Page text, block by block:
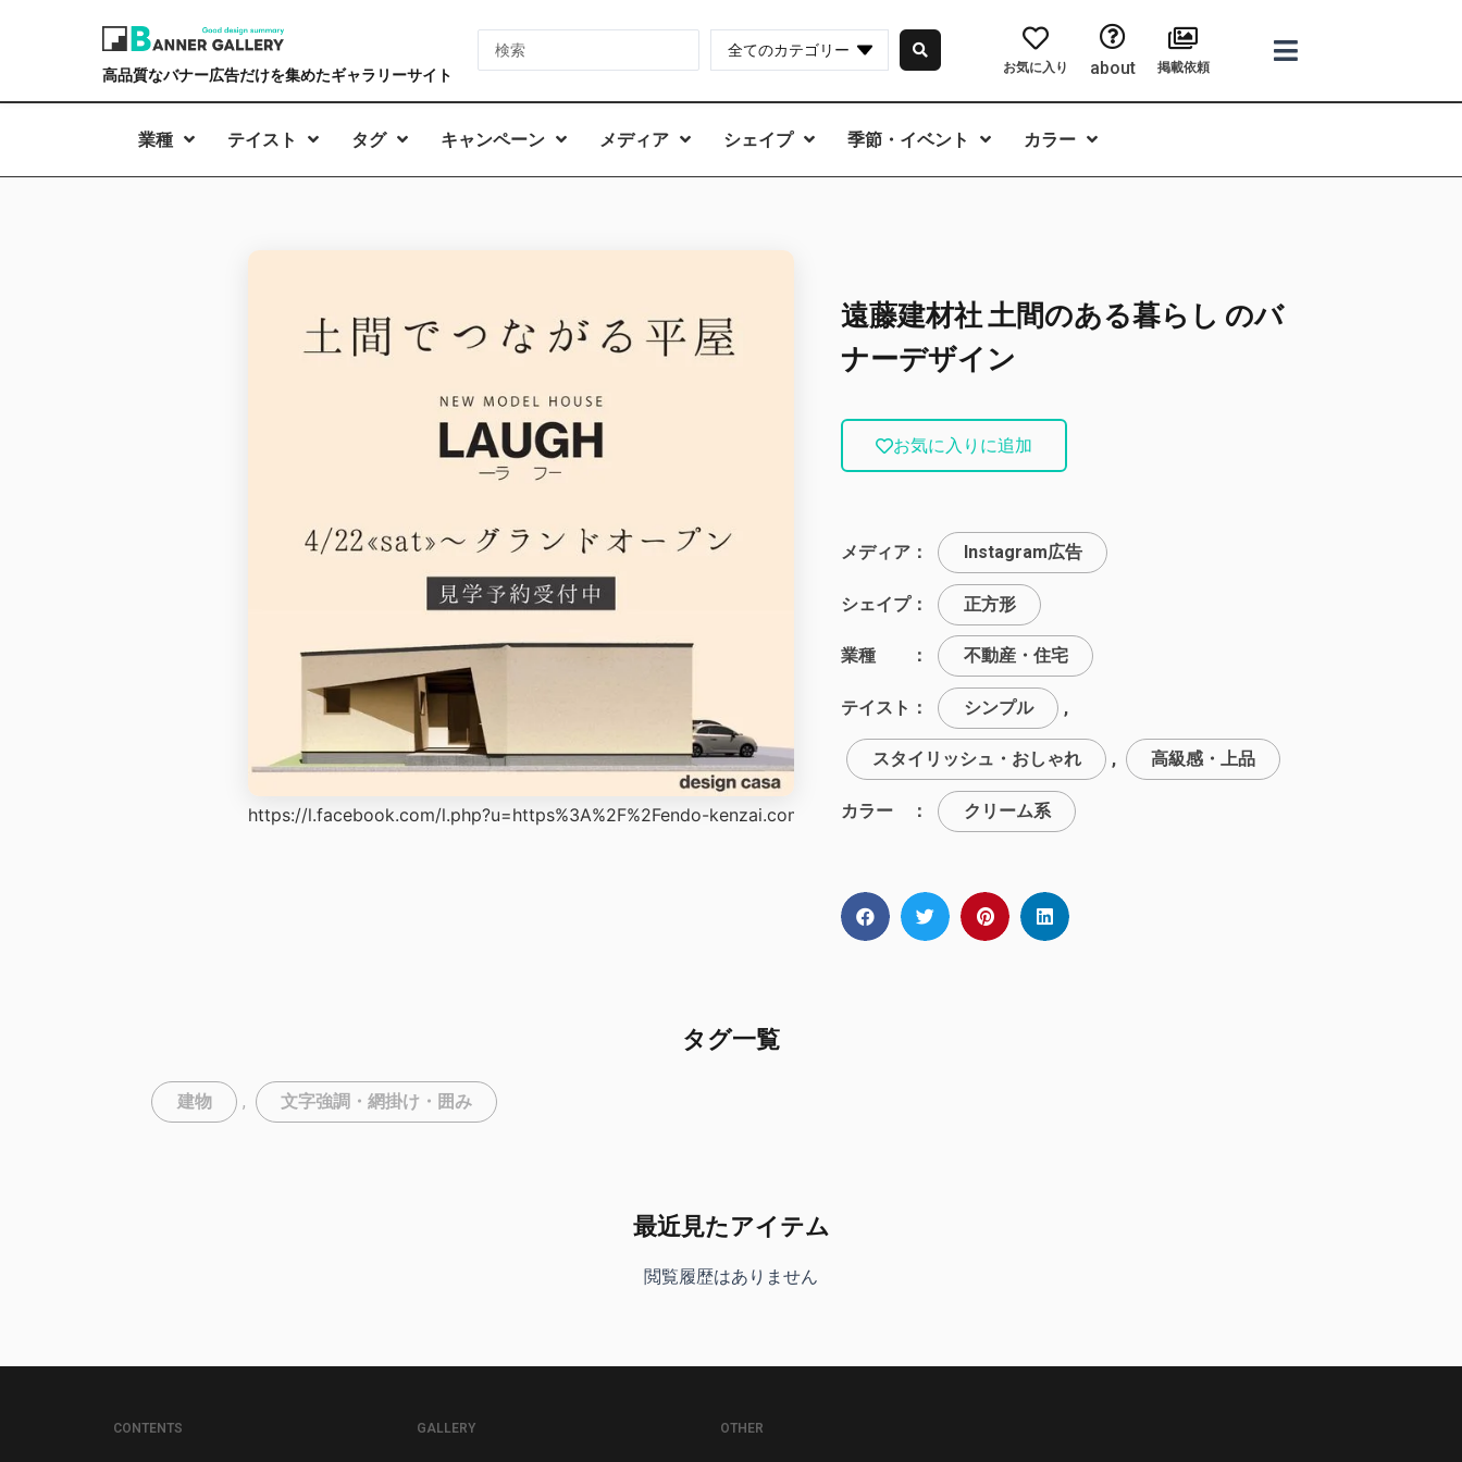
高品質なバナー広告だけを集めたギャラリーサイト
全てのカテゴリー
お気に入り about 掲載依頼
業種 テイスト タグ キャンペーン メディア シェイプ 季節・イベント カラー
https://l.facebook.com/l.php?u=https%3A%2F%2Fendo-kenzai.com%2Fmodelhouse%2Fpost-
遠藤建材社 土間のある暮らし のバ
ナーデザイン
お気に入りに追加
メディア： Instagram広告
シェイプ： 正方形
業種 ： 不動産・住宅
テイスト： シンプル ,
スタイリッシュ・おしゃれ , 高級感・上品
カラー ： クリーム系
タグ一覧
建物 , 文字強調・網掛け・囲み
最近見たアイテム
閲覧履歴はありません
CONTENTS GALLERY OTHER